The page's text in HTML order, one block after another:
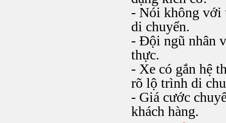
- Nói không với
di chuyển.
- Đội ngũ nhân
thực.
- Xe có gắn hệ
rõ lộ trình di
- Giá cước
khách hàng.